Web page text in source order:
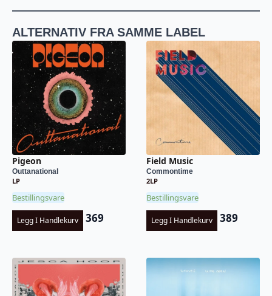
ALTERNATIV FRA SAMME LABEL
Pigeon
Outtanational
LP
Bestillingsvare
Legg I Handlekurv 369
Field Music
Commontime
2LP
Bestillingsvare
Legg I Handlekurv 389